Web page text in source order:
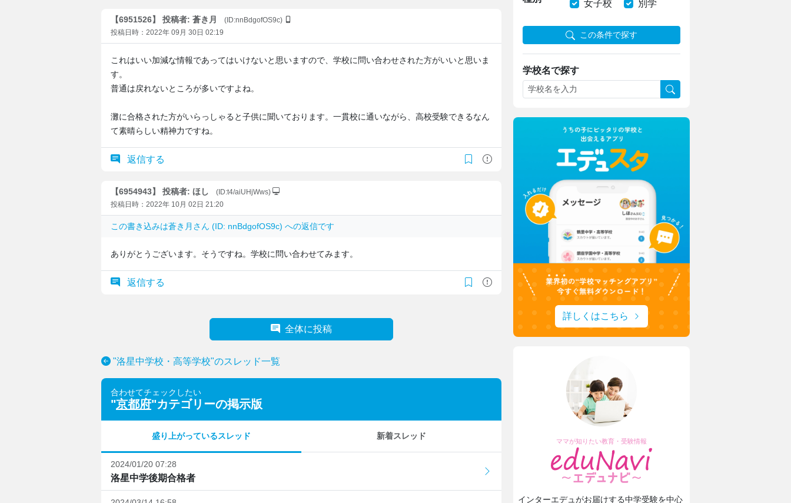
【6951526】 投稿者: 蒼き月
(ID:nnBdgofOS9c)
投稿日時：2022年 09月 30日 02:19
これはいい加減な情報であってはいけないと思いますので、学校に問い合わせされた方がいいと思いま
す。
普通は戻れないところが多いですよね。
灘に合格された方がいらっしゃると子供に聞いております。一貫校に通いながら、高校受験できるなん
て素晴らしい精神力ですね。
返信する
【6954943】 投稿者: ほし
(ID:t4/aiUHjWws)
投稿日時：2022年 10月 02日 21:20
この書き込みは蒼き月 さん (ID: nnBdgofOS9c) への返信です
ありがとうございます。そうですね。学校に問い合わせてみます。
返信する
全体に投稿
"洛星中学校・高等学校"のスレッド一覧
合わせてチェックしたい
"京都府"カテゴリーの掲示版
盛り上がっているスレッド 新着スレッド
2024/01/20 07:28
洛星中学後期合格者
女子校
別学
この条件で探す
学校名で探す
詳しくはこちら
ママが知りたい教育・受験情報
インターエデュがお届けする中学受験を中心